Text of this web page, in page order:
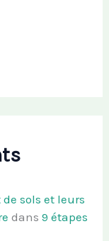
sols et leurs
dans9 étapes